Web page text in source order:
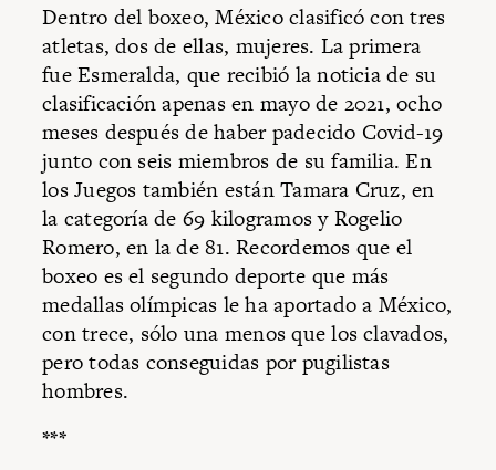
Dentro del boxeo, México clasificó con tres
atletas, dos de ellas, mujeres. La primera
fue Esmeralda, que recibió la noticia de su
clasificación apenas en mayo de 2021, ocho
meses después de haber padecido Covid-19
junto con seis miembros de su familia. En
los Juegos también están Tamara Cruz, en
la categoría de 69 kilogramos y Rogelio
Romero, en la de 81. Recordemos que el
boxeo es el segundo deporte que más
medallas olímpicas le ha aportado a México,
con trece, sólo una menos que los clavados,
pero todas conseguidas por pugilistas
hombres.
***